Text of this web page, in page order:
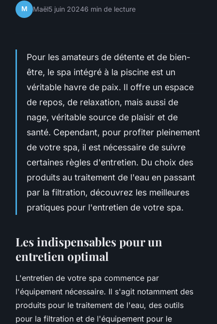
M Maël5 juin 20246 min de lecture
Pour les amateurs de détente et de bien-
être, le spa intégré à la piscine est un
véritable havre de paix. Il offre un espace
de repos, de relaxation, mais aussi de
nage, véritable source de plaisir et de
santé. Cependant, pour profiter pleinement
de votre spa, il est nécessaire de suivre
certaines règles d'entretien. Du choix des
produits au traitement de l'eau en passant
par la filtration, découvrez les meilleures
pratiques pour l'entretien de votre spa.
Les indispensables pour un
entretien optimal
L'entretien de votre spa commence par
l'équipement nécessaire. Il s'agit notamment des
produits pour le traitement de l'eau, des outils
pour la filtration et de l'équipement pour le